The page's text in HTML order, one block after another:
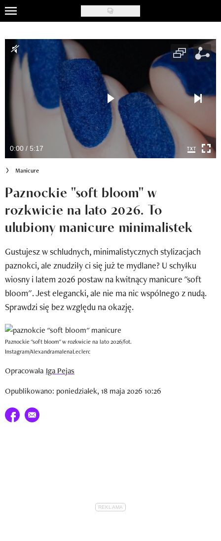
Skip
to
main
content
Moda
Ślub i wesele
Inspiracje
Newsy
Newsletter
Wizaz Summer Influ School
Mój profil / Zarejestruj się
0:00 / 5:17
Manicure
Paznockie "soft bloom" w
rozkwicie na lato 2026. To
ulubiony manicure minimalistek
Gustujesz w schludnych, minimalistycznych stylizacjach
paznokci, ale znudziły ci się już te mydlane? U schyłku
wiosny i latem 2026 postaw na kwitnący manicure "soft
bloom". Jest elegancki, ale nie ma nic wspólnego z nudą.
Sprawdzi się bez względu na okazję.
Paznockie "soft bloom" w rozkwicie na lato 2026/fot.
Instagram/AlexandramalenaLeclerc
Opracowała Iga Pejas
Opublikowano: poniedziałek, 18 maja 2026 10:26
Udostępnij na facebook
E-mail do przyjaciela